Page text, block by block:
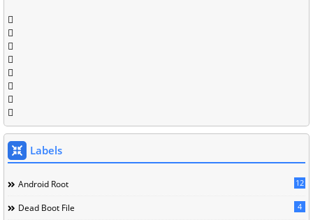
Labels
Android Root 12
Dead Boot File 4